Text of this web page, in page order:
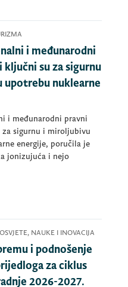
i međunarodni
su za sigurnu
nuklearne
i međunarodni pravni
sigurnu i miroljubivu
energije, poručila je
jonizujuća i nejo
NAUKE I INOVACIJA
i podnošenje
za ciklus
2026-2027.